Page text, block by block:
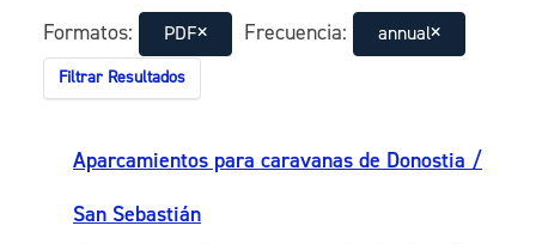
Formatos: PDF Frecuencia: annual
Filtrar Resultados
Aparcamientos para caravanas de Donostia /
San Sebastián